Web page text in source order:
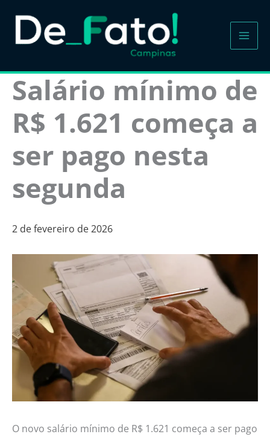
para
Salário mínimo de
R$ 1.621 começa a
ser pago nesta
segunda
2 de fevereiro de 2026
O novo salário mínimo de R$ 1.621 começa a ser pago